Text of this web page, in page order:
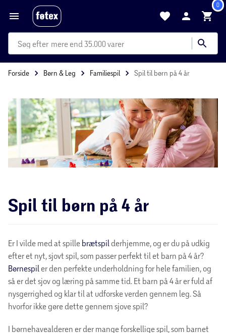
0
mere end 35.000 varer
Forside Børn & Leg Familiespil Spil til børn på 4 år
Spil til børn på 4 år
Er I vilde med at spille brætspil derhjemme, og er du på udkig
efter et nyt, sjovt spil, som passer perfekt til et barn på 4 år?
Børnespil er den perfekte underholdning for hele familien, og
så er det sjov og læring på samme tid. Et barn på 4 år er fuld af
nysgerrighed og klar til at udforske verden gennem leg. Så
hvorfor ikke gøre dette gennem sjove spil?
I børnehavealderen er der mange forskellige spil, som barnet